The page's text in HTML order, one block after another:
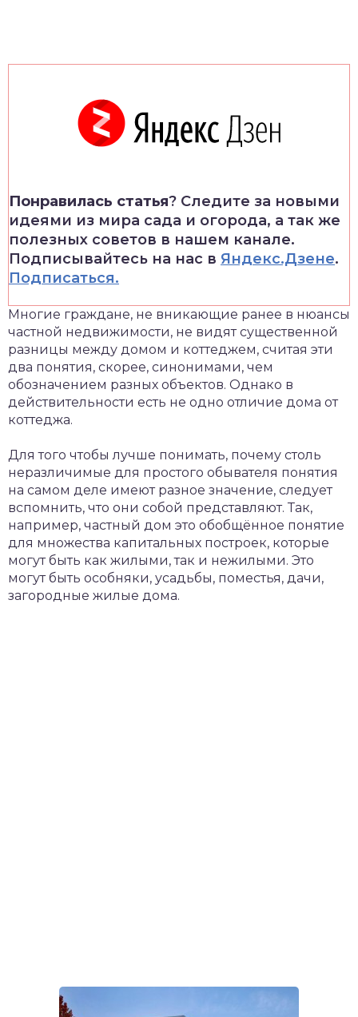
Понравилась статья? Следите за новыми
идеями из мира сада и огорода, а так же
полезных советов в нашем канале.
Подписывайтесь на нас в Яндекс.Дзене.
Подписаться.
Многие граждане, не вникающие ранее в нюансы
частной недвижимости, не видят существенной
разницы между домом и коттеджем, считая эти
два понятия, скорее, синонимами, чем
обозначением разных объектов. Однако в
действительности есть не одно отличие дома от
коттеджа.
Для того чтобы лучше понимать, почему столь
неразличимые для простого обывателя понятия
на самом деле имеют разное значение, следует
вспомнить, что они собой представляют. Так,
например, частный дом это обобщённое понятие
для множества капитальных построек, которые
могут быть как жилыми, так и нежилыми. Это
могут быть особняки, усадьбы, поместья, дачи,
загородные жилые дома.